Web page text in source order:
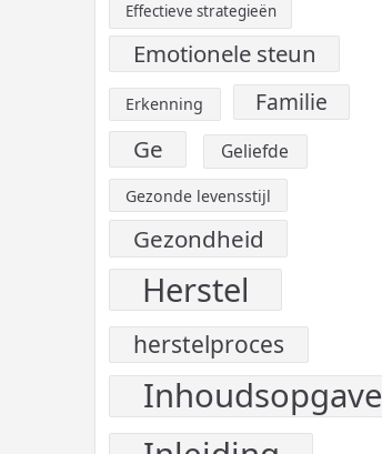
Effectieve strategieën
Emotionele steun
Erkenning Familie
Ge Geliefde
Gezonde levensstijl
Gezondheid
Herstel
herstelproces
Inhoudsopgave